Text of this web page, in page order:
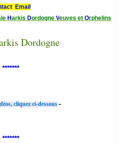
Email
Harkis Dordogne Veuves et Orphelins
*******
cliquez ci-dessous -
*******